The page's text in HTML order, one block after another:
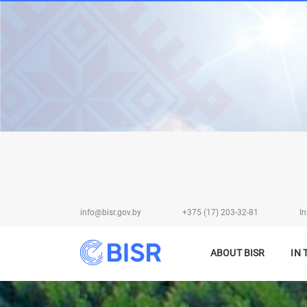
info@bisr.gov.by +375 (17) 203-32-81
ABOUT BISR IN